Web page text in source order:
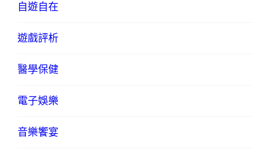
自遊自在
遊戲評析
醫學保健
電子娛樂
音樂饗宴